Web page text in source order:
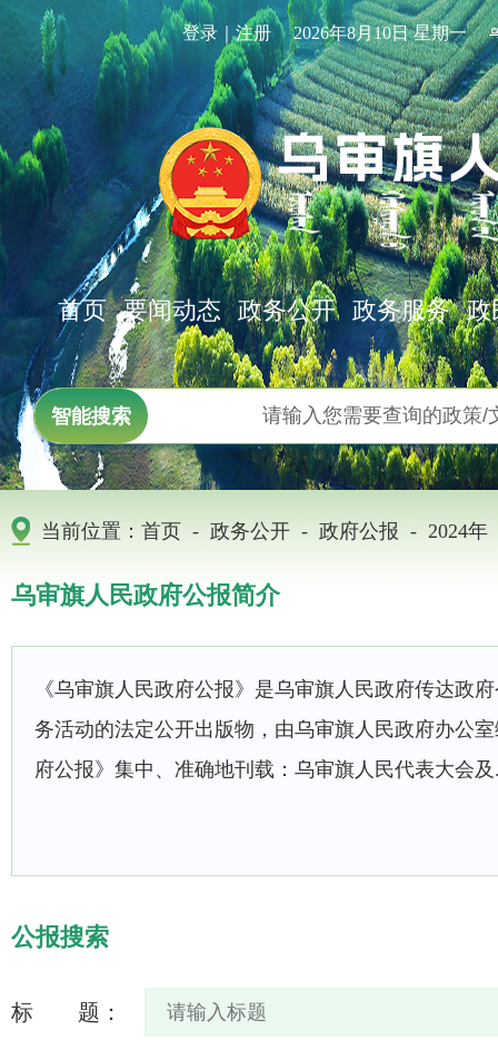
登录｜注册 2026年8月10日 星期一
首页 要闻动态 政务公开 政务服务 政
智能搜索
当前位置： 首页 - 政务公开 - 政府公报 - 2024年
乌审旗人民政府公报简介
《乌审旗人民政府公报》是乌审旗人民政府传达政
务活动的法定公开出版物，由乌审旗人民政府办
府公报》集中、准确地刊载：乌审旗人民代表大会
公报搜索
标 题：